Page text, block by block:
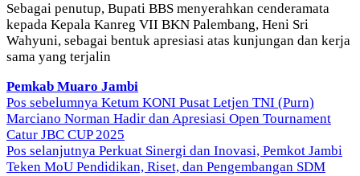
Sebagai penutup, Bupati BBS menyerahkan cenderamata
kepada Kepala Kanreg VII BKN Palembang, Heni Sri
Wahyuni, sebagai bentuk apresiasi atas kunjungan dan kerja
sama yang terjalin
Pemkab Muaro Jambi
Navigasi
pos
Pos sebelumnya Ketum KONI Pusat Letjen TNI (Purn)
Marciano Norman Hadir dan Apresiasi Open Tournament
Catur JBC CUP 2025
Pos selanjutnya Perkuat Sinergi dan Inovasi, Pemkot Jambi
Teken MoU Pendidikan, Riset, dan Pengembangan SDM